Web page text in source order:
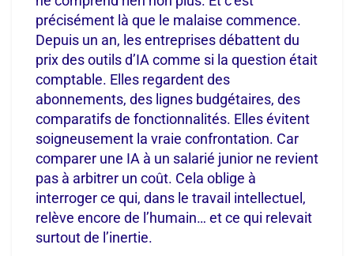
précisément là que le malaise commence.
Depuis un an, les entreprises débattent du
prix des outils d’IA comme si la question était
comptable. Elles regardent des
abonnements, des lignes budgétaires, des
comparatifs de fonctionnalités. Elles évitent
soigneusement la vraie confrontation. Car
comparer une IA à un salarié junior ne revient
pas à arbitrer un coût. Cela oblige à
interroger ce qui, dans le travail intellectuel,
relève encore de l’humain… et ce qui relevait
surtout de l’inertie.